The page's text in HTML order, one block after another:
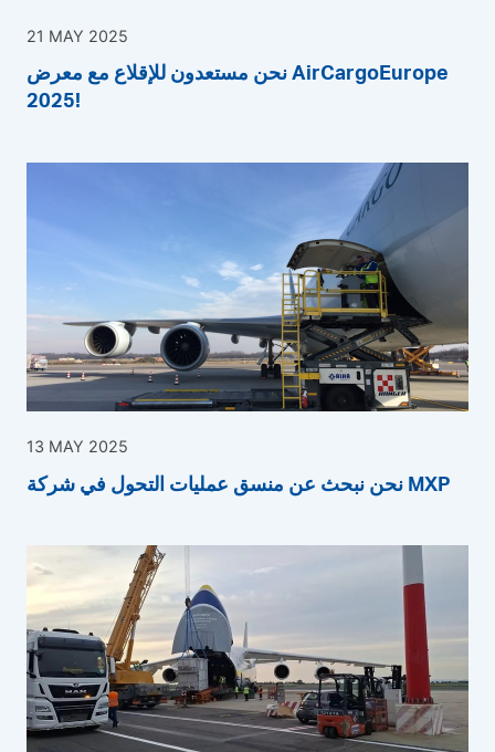
21 MAY 2025
نحن مستعدون للإقلاع مع معرض AirCargoEurope
2025!
13 MAY 2025
نحن نبحث عن منسق عمليات التحول في شركة MXP